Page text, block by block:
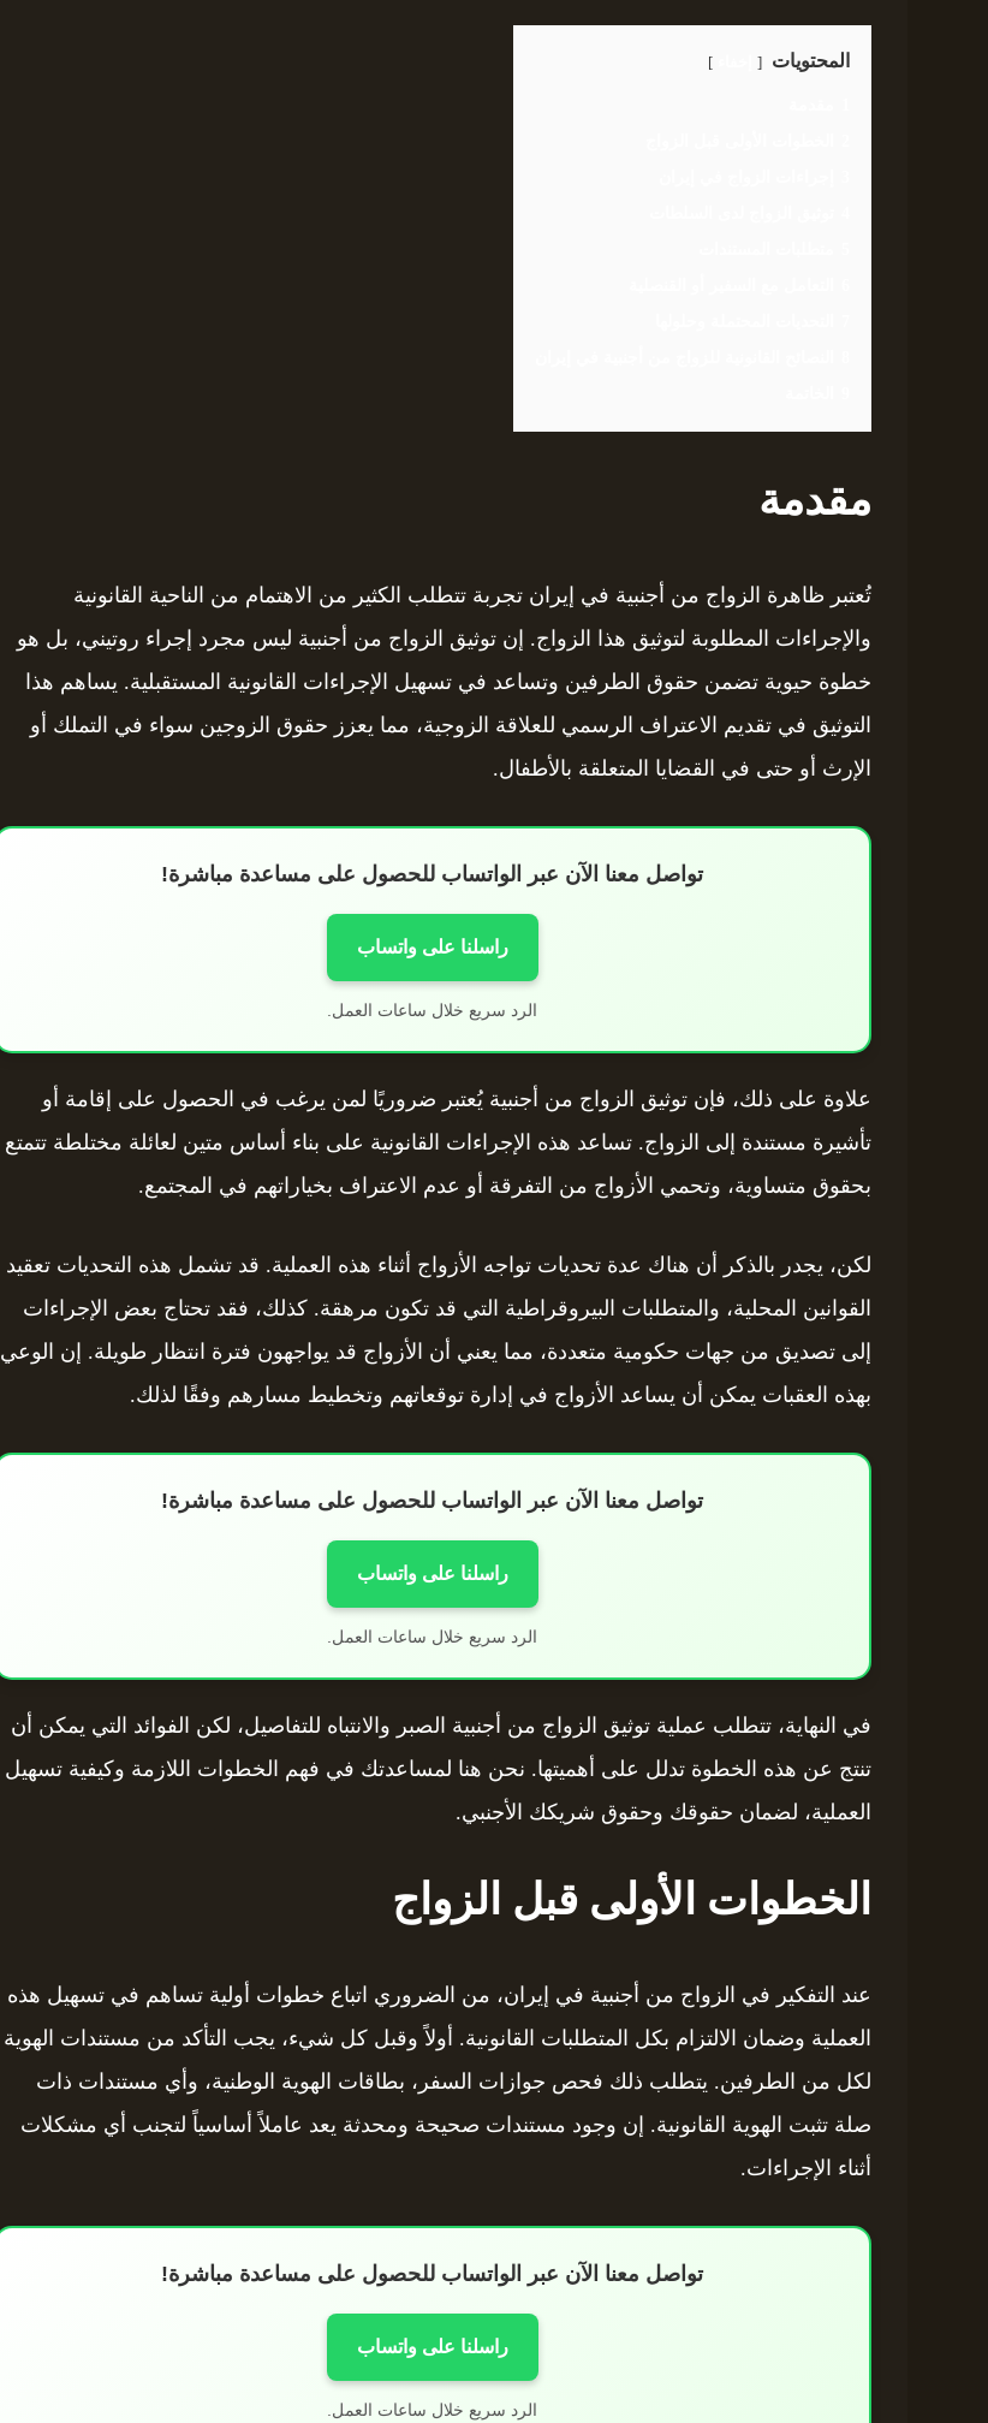
المحتويات
مقدمة
تُعتبر ظاهرة الزواج من أجنبية في إيران تجربة تتطلب الكثير من الاهتمام من الناحية القانونية
والإجراءات المطلوبة لتوثيق هذا الزواج. إن توثيق الزواج من أجنبية ليس مجرد إجراء روتيني، بل هو
خطوة حيوية تضمن حقوق الطرفين وتساعد في تسهيل الإجراءات القانونية المستقبلية. يساهم هذا
التوثيق في تقديم الاعتراف الرسمي للعلاقة الزوجية، مما يعزز حقوق الزوجين سواء في التملك أو
الإرث أو حتى في القضايا المتعلقة بالأطفال.
تواصل معنا الآن عبر الواتساب للحصول على مساعدة مباشرة!
راسلنا على واتساب
الرد سريع خلال ساعات العمل.
علاوة على ذلك، فإن توثيق الزواج من أجنبية يُعتبر ضروريًا لمن يرغب في الحصول على إقامة أو
تأشيرة مستندة إلى الزواج. تساعد هذه الإجراءات القانونية على بناء أساس متين لعائلة مختلطة تتمتع
بحقوق متساوية، وتحمي الأزواج من التفرقة أو عدم الاعتراف بخياراتهم في المجتمع.
لكن، يجدر بالذكر أن هناك عدة تحديات تواجه الأزواج أثناء هذه العملية. قد تشمل هذه التحديات تعقيد
القوانين المحلية، والمتطلبات البيروقراطية التي قد تكون مرهقة. كذلك، فقد تحتاج بعض الإجراءات
إلى تصديق من جهات حكومية متعددة، مما يعني أن الأزواج قد يواجهون فترة انتظار طويلة. إن الوعي
بهذه العقبات يمكن أن يساعد الأزواج في إدارة توقعاتهم وتخطيط مسارهم وفقًا لذلك.
تواصل معنا الآن عبر الواتساب للحصول على مساعدة مباشرة!
راسلنا على واتساب
الرد سريع خلال ساعات العمل.
في النهاية، تتطلب عملية توثيق الزواج من أجنبية الصبر والانتباه للتفاصيل، لكن الفوائد التي يمكن أن
تنتج عن هذه الخطوة تدلل على أهميتها. نحن هنا لمساعدتك في فهم الخطوات اللازمة وكيفية تسهيل
العملية، لضمان حقوقك وحقوق شريكك الأجنبي.
الخطوات الأولى قبل الزواج
عند التفكير في الزواج من أجنبية في إيران، من الضروري اتباع خطوات أولية تساهم في تسهيل هذه
العملية وضمان الالتزام بكل المتطلبات القانونية. أولاً وقبل كل شيء، يجب التأكد من مستندات الهوية
لكل من الطرفين. يتطلب ذلك فحص جوازات السفر، بطاقات الهوية الوطنية، وأي مستندات ذات
صلة تثبت الهوية القانونية. إن وجود مستندات صحيحة ومحدثة يعد عاملاً أساسياً لتجنب أي مشكلات
أثناء الإجراءات.
تواصل معنا الآن عبر الواتساب للحصول على مساعدة مباشرة!
راسلنا على واتساب
الرد سريع خلال ساعات العمل.